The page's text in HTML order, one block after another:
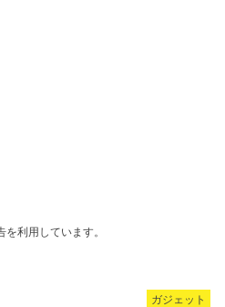
利用しています。
ガジェット